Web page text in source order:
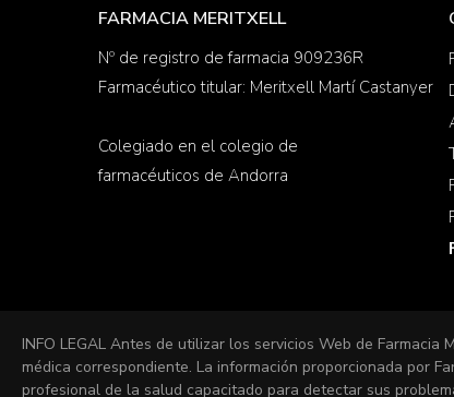
FARMACIA MERITXELL
Nº de registro de farmacia 909236R
Farmacéutico titular: Meritxell Martí Castanyer
Colegiado en el colegio de
farmacéuticos de Andorra
INFO LEGAL Antes de utilizar los servicios Web de
médica correspondiente. La información proporcionada por
profesional de la salud capacitado para detectar sus